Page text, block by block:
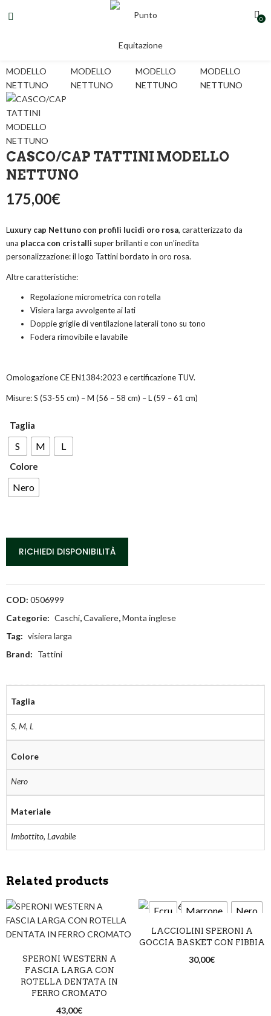
0
CASCO/CAP TATTINI MODELLO
NETTUNO
175,00€
Luxury cap Nettuno con profili lucidi oro rosa, caratterizzato da
una placca con cristalli super brillanti e con un’inedita
personalizzazione: il logo Tattini bordato in oro rosa.
Altre caratteristiche:
Regolazione micrometrica con rotella
Visiera larga avvolgente ai lati
Doppie griglie di ventilazione laterali tono su tono
Fodera rimovibile e lavabile
Omologazione CE EN1384:2023 e certificazione TUV.
Misure: S (53-55 cm) – M (56 – 58 cm) – L (59 – 61 cm)
Taglia
S M L
Colore
Nero
RICHIEDI DISPONIBILITÀ
COD: 0506999
Categorie: Caschi,Cavaliere,Monta inglese
Tag: visiera larga
Brand: Tattini
Taglia
S, M, L
Colore
Nero
Materiale
Imbottito, Lavabile
Related products
SPERONI WESTERN A
FASCIA LARGA CON
ROTELLA DENTATA IN
FERRO CROMATO
43,00€
Ecru Marrone Nero
LACCIOLINI SPERONI A
GOCCIA BASKET CON FIBBIA
30,00€